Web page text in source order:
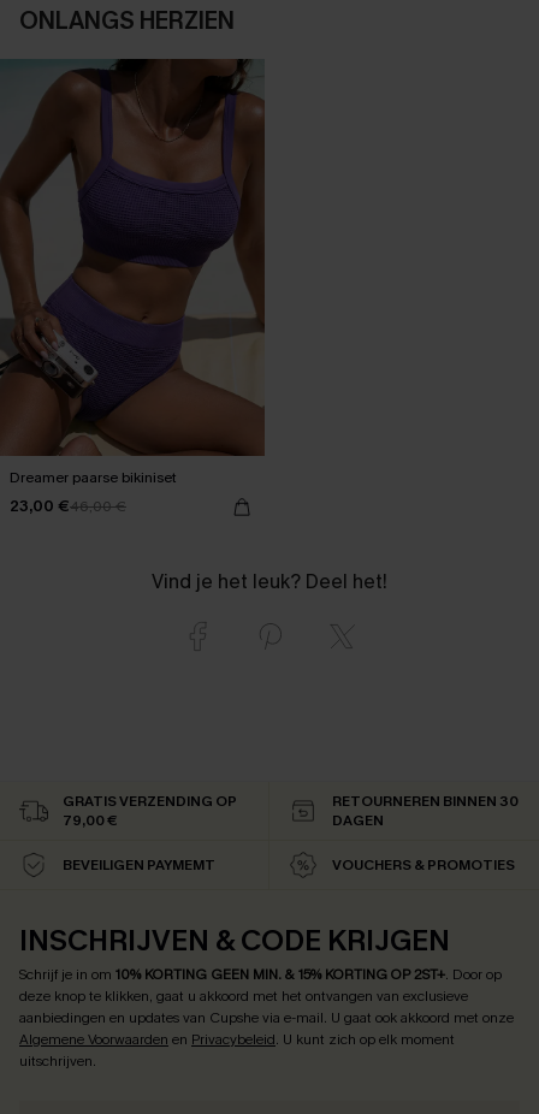
ONLANGS HERZIEN
Dreamer paarse bikiniset
23,00 €46,00 €
Vind je het leuk? Deel het!
GRATIS VERZENDING OP
79,00 €
RETOURNEREN BINNEN 30
DAGEN
BEVEILIGEN PAYMEMT VOUCHERS & PROMOTIES
INSCHRIJVEN & CODE KRIJGEN
Schrijf je in om 10% KORTING GEEN MIN. & 15% KORTING OP 2ST+. Door op
deze knop te klikken, gaat u akkoord met het ontvangen van exclusieve
aanbiedingen en updates van Cupshe via e-mail. U gaat ook akkoord met onze
Algemene Voorwaarden en Privacybeleid. U kunt zich op elk moment
uitschrijven.